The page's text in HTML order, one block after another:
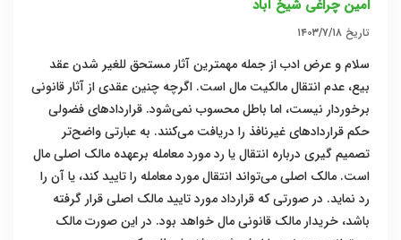
امین چراغی شیخ آباد
تاریخ ۱۴۰۳/۷/۱۸
سلام و عرض ادب از جمله مهمترین آثار مستحق للغیر شدن عقد
بیع، عدم انتقال مالکیت مال است. اگرچه چنین عقدی از آثار قانونی
برخوردار نیست، اما باطل محسوب نمی‌شود. قراردادهای فضولی
حکم قراردادهای غیرنافذ را دریافت می‌کنند. به عبارتی واضح‌تر
تصمیم گیری درباره انتقال یا رد مورد معامله برعهده مالک اصلی مال
است. مالک اصلی می‌تواند انتقال مورد معامله را تایید کند، یا آن را
رد نماید. در صورتی که قرارداد مورد تایید مالک اصلی قرار گرفته
باشد، خریدار مالک قانونی مال خواهد بود. در این صورت مالک